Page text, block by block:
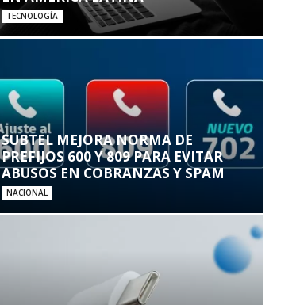
TECNOLOGÍA
SUBTEL MEJORA NORMA DE
PREFIJOS 600 Y 809 PARA EVITAR
ABUSOS EN COBRANZAS Y SPAM
NACIONAL